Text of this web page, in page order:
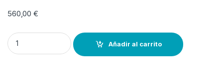
560,00€
Barbacoa MAGMA®INOX--TRAILMATE™new--de Gas. 41 x 29 cm
Añadir al carrito